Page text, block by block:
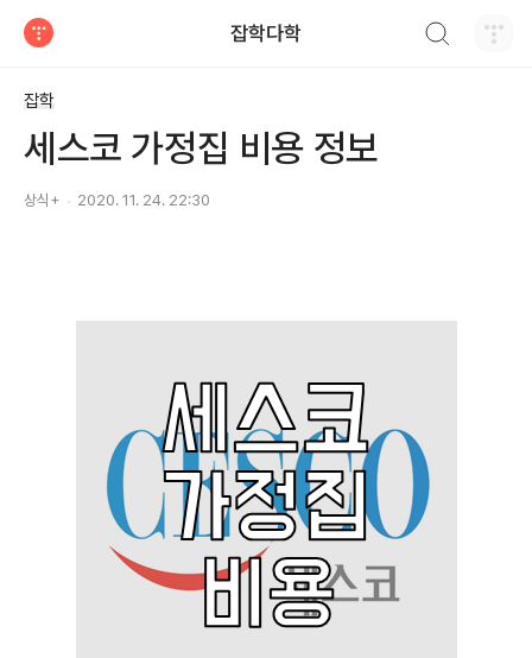
잡학다학
잡학
세스코 가정집 비용 정보
상식+ 2020. 11. 24. 22:30